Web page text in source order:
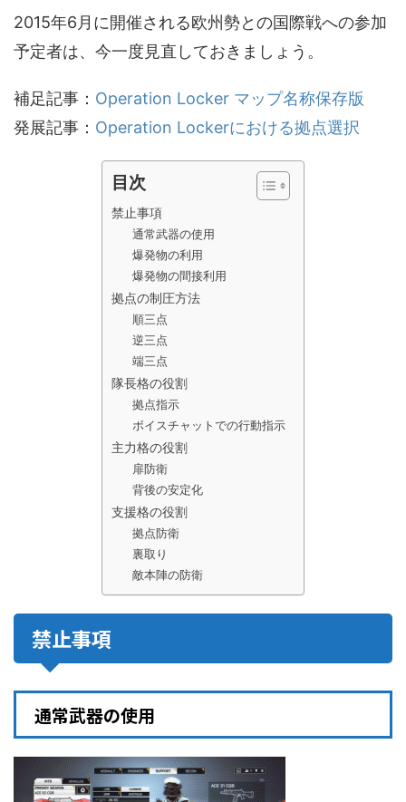
2015年6月に開催される欧州勢との国際戦への参加
予定者は、今一度見直しておきましょう。
補足記事： Operation Locker マップ名称保存版
発展記事： Operation Lockerにおける拠点選択
目次
禁止事項
通常武器の使用
爆発物の利用
爆発物の間接利用
拠点の制圧方法
順三点
逆三点
端三点
隊長格の役割
拠点指示
ボイスチャットでの行動指示
主力格の役割
扉防衛
背後の安定化
支援格の役割
拠点防衛
裏取り
敵本陣の防衛
禁止事項
通常武器の使用